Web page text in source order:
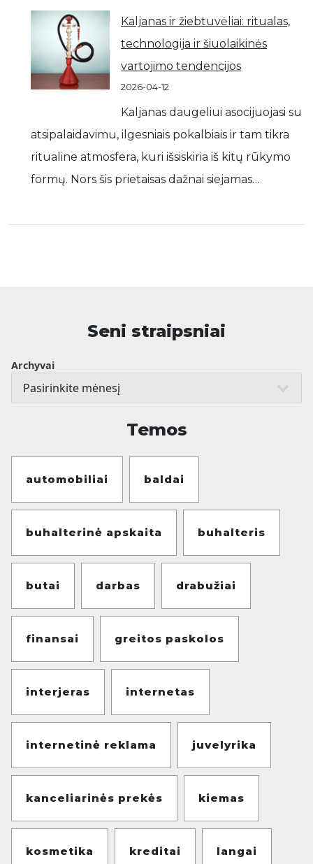
Kaljanas ir žiebtuvėliai: ritualas,
technologija ir šiuolaikinės
vartojimo tendencijos
2026-04-12
Kaljanas daugeliui asocijuojasi su
atsipalaidavimu, ilgesniais pokalbiais ir tam tikra
ritualine atmosfera, kuri išsiskiria iš kitų rūkymo
formų. Nors šis prietaisas dažnai siejamas…
Seni straipsniai
Archyvai
Temos
automobiliai baldai
buhalterinė apskaita buhalteris
butai darbas drabužiai
finansai greitos paskolos
interjeras internetas
internetinė reklama juvelyrika
kanceliarinės prekės kiemas
kosmetika kreditai langai